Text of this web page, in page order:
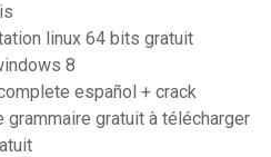
linux 64 bits gratuit
8
español + crack
gratuit à télécharger